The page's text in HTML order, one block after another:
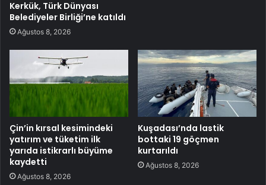
Kerkük, Türk Dünyası
Belediyeler Birliği’ne katıldı
Ağustos 8, 2026
Çin’in kırsal kesimindeki
yatırım ve tüketim ilk
yarıda istikrarlı büyüme
kaydetti
Ağustos 8, 2026
Kuşadası’nda lastik
bottaki 19 göçmen
kurtarıldı
Ağustos 8, 2026